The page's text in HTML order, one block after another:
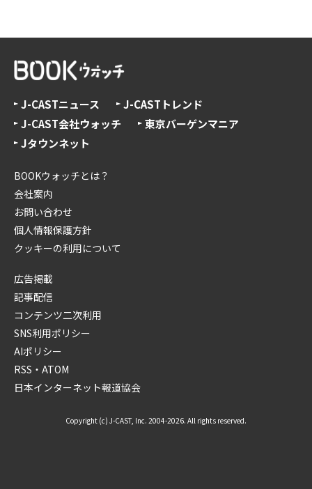
J-CASTニュース
J-CASTトレンド
J-CAST会社ウォッチ
東京バーゲンマニア
Jタウンネット
BOOKウォッチとは？
会社案内
お問い合わせ
個人情報保護方針
クッキーの利用について
広告掲載
記事配信
コンテンツ二次利用
SNS利用ポリシー
AIポリシー
RSS・ATOM
日本インターネット報道協会
Copyright (c) J-CAST, Inc. 2004-2026. All rights reserved.